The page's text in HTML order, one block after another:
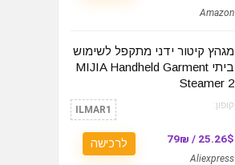
Amazon
מגהץ קיטור ידני מתקפל לשימוש
ביתי MIJIA Handheld Garment
Steamer 2
קופון: ILMAR1
25.26$ / 79₪
Aliexpress
לרכישה